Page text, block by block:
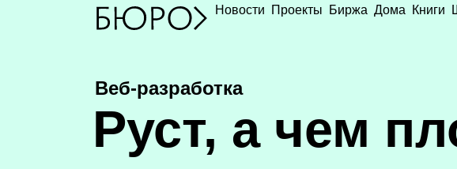
Новости Проекты Биржа Дома Книги
Веб-разработка
Руст, а чем